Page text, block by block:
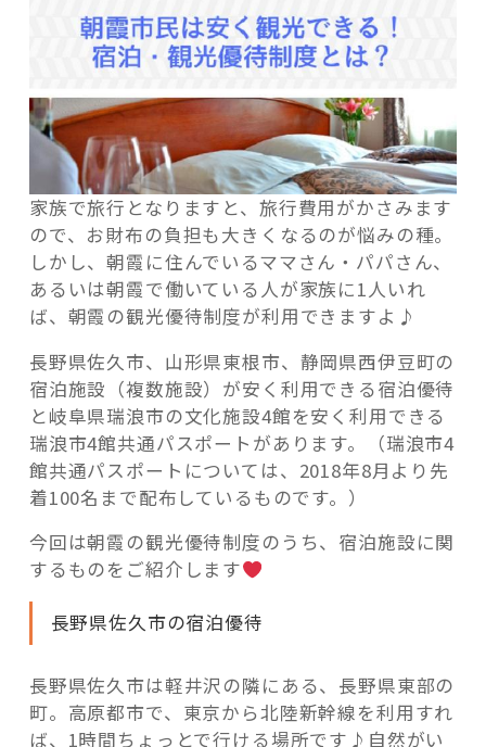
記事検索
家族で旅行となりますと、旅行費用がかさみます
ので、お財布の負担も大きくなるのが悩みの種。
しかし、朝霞に住んでいるママさん・パパさん、
あるいは朝霞で働いている人が家族に1人いれ
ば、朝霞の観光優待制度が利用できますよ♪
長野県佐久市、山形県東根市、静岡県西伊豆町の
宿泊施設（複数施設）が安く利用できる宿泊優待
と岐阜県瑞浪市の文化施設4館を安く利用できる
瑞浪市4館共通パスポートがあります。（瑞浪市4
館共通パスポートについては、2018年8月より先
着100名まで配布しているものです。）
今回は朝霞の観光優待制度のうち、宿泊施設に関
するものをご紹介します
長野県佐久市の宿泊優待
長野県佐久市は軽井沢の隣にある、長野県東部の
町。高原都市で、東京から北陸新幹線を利用すれ
ば、1時間ちょっとで行ける場所です♪自然がい